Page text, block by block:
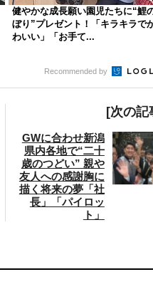
健やかな成長願い園児たちに“鯉
ぼり”プレゼント！「キラキラで
わいい」「お手て...
Recommended by
[次の記
GWに合わせ新潟
県内各地で“二十
歳のつどい” 親や
友人への感謝胸に
描く将来の夢「社
長」「パイロッ
ト」